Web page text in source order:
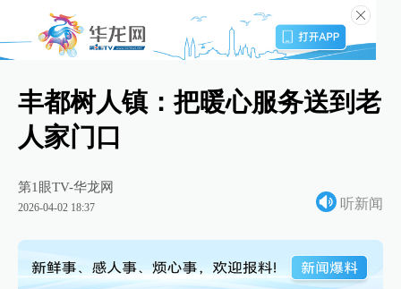
丰都树人镇：把暖心服务送到老
人家门口
第1眼TV-华龙网
2026-04-02 18:37 听新闻